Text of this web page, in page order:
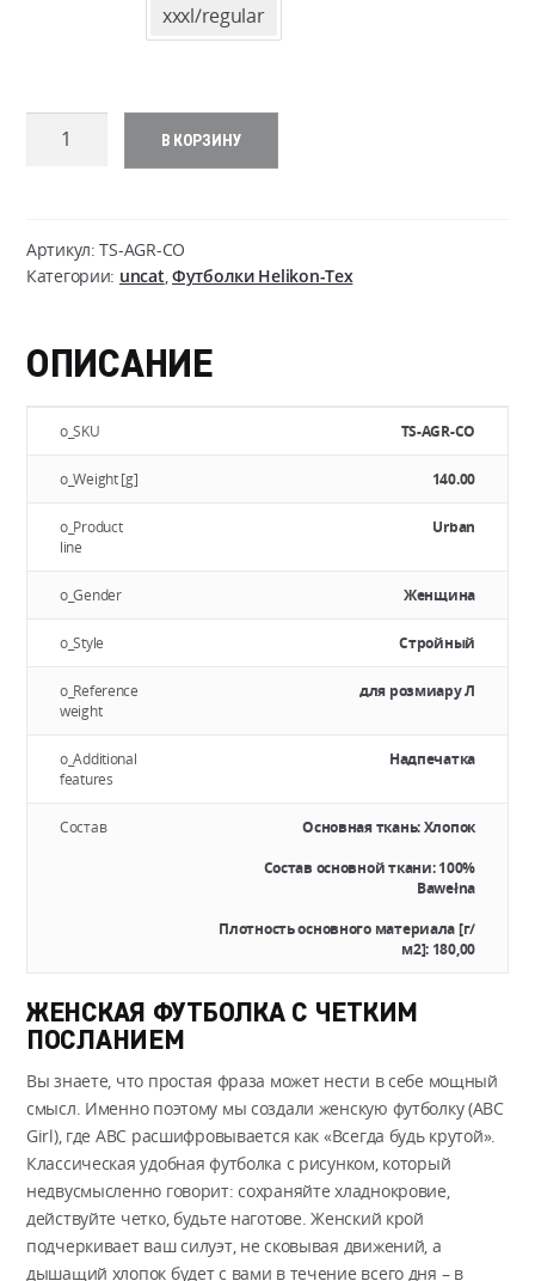
xxxl/regular
Количество
shirt
(ABC
В КОРЗИНУ
Артикул:TS-AGR-CO
Категории: uncat Футболки Helikon-Tex
ОПИСАНИЕ
o_SKU TS-AGR-CO
o_Weight [g] 140.00
o_Product
line
Urban
o_Gender Женщина
o_Style Стройный
o_Reference
weight
для розмиару Л
o_Additional
features
Надпечатка
Состав
Основная ткань: Хлопок
Состав основной ткани: 100%
Bawełna
Плотность основного материала [г/
м2]: 180,00
ЖЕНСКАЯ ФУТБОЛКА С ЧЕТКИМ
ПОСЛАНИЕМ
Вы знаете, что простая фраза может нести в себе мощный
смысл. Именно поэтому мы создали женскую футболку (ABC
Girl), где ABC расшифровывается как «Всегда будь крутой».
Классическая удобная футболка с рисунком, который
недвусмысленно говорит: сохраняйте хладнокровие,
действуйте четко, будьте наготове. Женский крой
подчеркивает ваш силуэт, не сковывая движений, а
дышащий хлопок будет с вами в течение всего дня – в